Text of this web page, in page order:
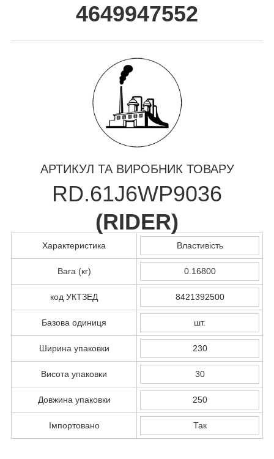
4649947552
АРТИКУЛ ТА ВИРОБНИК ТОВАРУ
RD.61J6WP9036
(RIDER)
Характеристика Властивість
Вага (кг) 0.16800
код УКТЗЕД 8421392500
Базова одиниця шт.
Ширина упаковки 230
Висота упаковки 30
Довжина упаковки 250
Імпортовано Так